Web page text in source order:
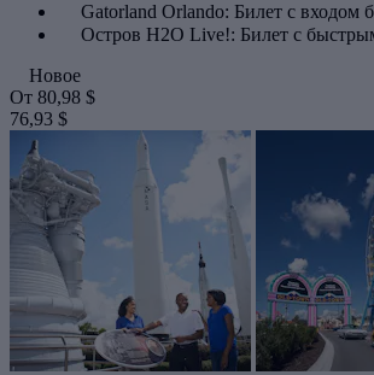
Gatorland Orlando: Билет с входом
Остров H2O Live!: Билет с
Новое
От 80,98 $
76,93 $